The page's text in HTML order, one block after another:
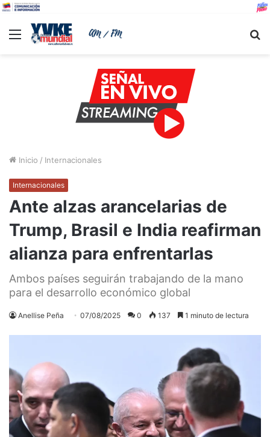
Menu
Inicio / Internacionales
Internacionales
Ante alzas arancelarias de
Trump, Brasil e India reafirman
alianza para enfrentarlas
Ambos países seguirán trabajando de la mano
para el desarrollo económico global
Anellise Peña 07/08/2025 0 137 1 minuto de lectura